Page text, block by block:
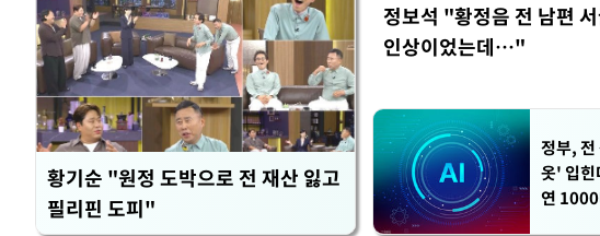
황기순 "원정 도박으로 전 재산 잃고
필리핀 도피"
정보석 "황정음 전 남편
인상이었는데…"
정부,
옷' 입
연